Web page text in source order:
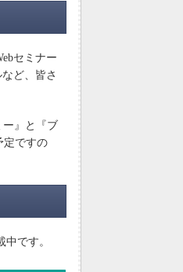
セミナー
ど、皆さ
』と『ブ
定ですの
です。